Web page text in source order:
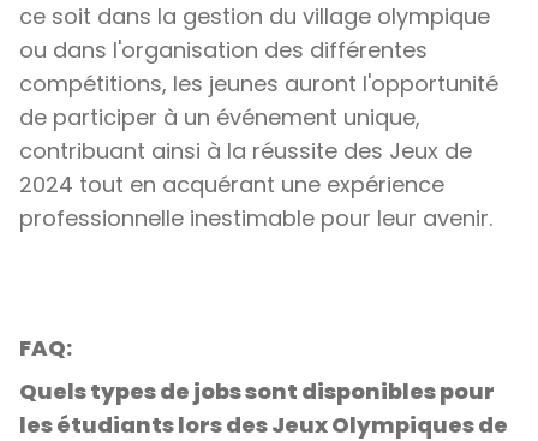
ce soit dans la gestion du village olympique
ou dans l'organisation des différentes
compétitions, les jeunes auront l'opportunité
de participer à un événement unique,
contribuant ainsi à la réussite des Jeux de
2024 tout en acquérant une expérience
professionnelle inestimable pour leur avenir.
FAQ:
Quels types de jobs sont disponibles pour
les étudiants lors des Jeux Olympiques de